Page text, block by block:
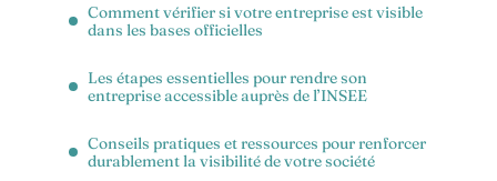
Comment vérifier si votre entreprise est visible
dans les bases officielles
Les étapes essentielles pour rendre son
entreprise accessible auprès de l’INSEE
Conseils pratiques et ressources pour renforcer
durablement la visibilité de votre société